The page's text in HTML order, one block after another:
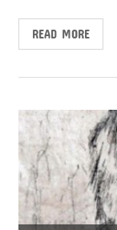
READ MORE